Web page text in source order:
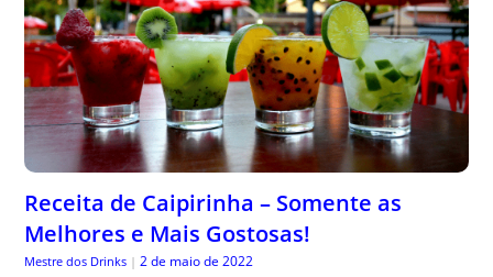
Receita de Caipirinha – Somente as
Melhores e Mais Gostosas!
Mestre dos Drinks | 2 de maio de 2022